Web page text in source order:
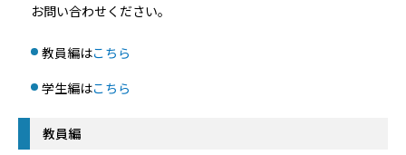
お問い合わせください。
教員編はこちら
学生編はこちら
教員編